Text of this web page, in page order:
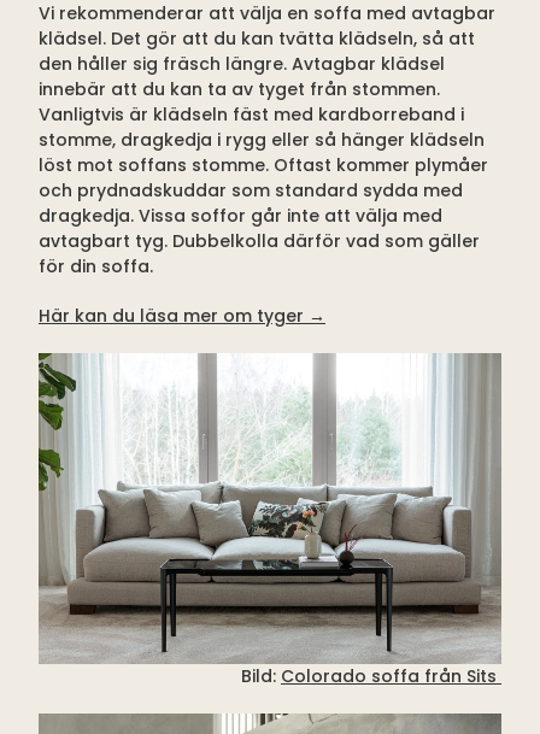
Vi rekommenderar att välja en soffa med avtagbar
klädsel. Det gör att du kan tvätta klädseln, så att
den håller sig fräsch längre. Avtagbar klädsel
innebär att du kan ta av tyget från stommen.
Vanligtvis är klädseln fäst med kardborreband i
stomme, dragkedja i rygg eller så hänger klädseln
löst mot soffans stomme. Oftast kommer plymåer
och prydnadskuddar som standard sydda med
dragkedja. Vissa soffor går inte att välja med
avtagbart tyg. Dubbelkolla därför vad som gäller
för din soffa.
Här kan du läsa mer om tyger →
Bild: Colorado soffa från Sits